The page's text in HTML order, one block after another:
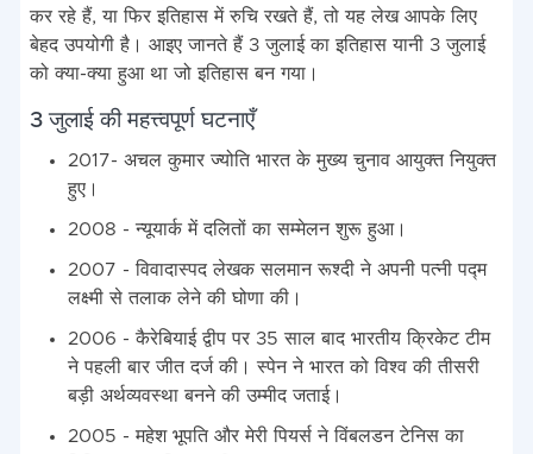
कर रहे हैं, या फिर इतिहास में रुचि रखते हैं, तो यह लेख आपके लिए
बेहद उपयोगी है। आइए जानते हैं 3 जुलाई का इतिहास यानी 3 जुलाई
को क्या-क्या हुआ था जो इतिहास बन गया।
3 जुलाई की महत्त्वपूर्ण घटनाएँ
2017- अचल कुमार ज्योति भारत के मुख्य चुनाव आयुक्त नियुक्त
हुए।
2008 - न्यूयार्क में दलितों का सम्मेलन शुरू हुआ।
2007 - विवादास्पद लेखक सलमान रूश्दी ने अपनी पत्नी पद्म
लक्ष्मी से तलाक लेने की घोणा की।
2006 - कैरेबियाई द्वीप पर 35 साल बाद भारतीय क्रिकेट टीम
ने पहली बार जीत दर्ज की। स्पेन ने भारत को विश्व की तीसरी
बड़ी अर्थव्यवस्था बनने की उम्मीद जताई।
2005 - महेश भूपति और मेरी पियर्स ने विंबलडन टेनिस का